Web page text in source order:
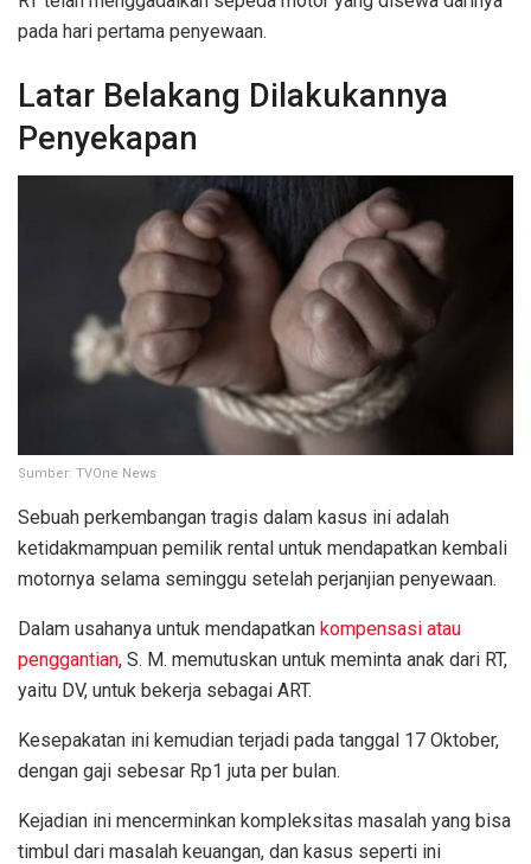
pada hari pertama penyewaan.
Latar Belakang Dilakukannya
Penyekapan
Sumber: TVOne News
Sebuah perkembangan tragis dalam kasus ini adalah
ketidakmampuan pemilik rental untuk mendapatkan kembali
motornya selama seminggu setelah perjanjian penyewaan.
Dalam usahanya untuk mendapatkan kompensasi atau
penggantian, S. M. memutuskan untuk meminta anak dari RT,
yaitu DV, untuk bekerja sebagai ART.
Kesepakatan ini kemudian terjadi pada tanggal 17 Oktober,
dengan gaji sebesar Rp1 juta per bulan.
Kejadian ini mencerminkan kompleksitas masalah yang bisa
timbul dari masalah keuangan, dan kasus seperti ini